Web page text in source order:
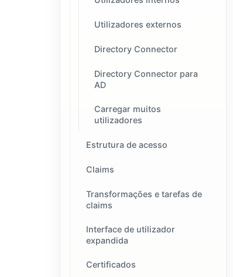
Utilizadores externos
Directory Connector
Directory Connector para
AD
Carregar muitos
utilizadores
Estrutura de acesso
Claims
Transformações e tarefas de
claims
Interface de utilizador
expandida
Certificados